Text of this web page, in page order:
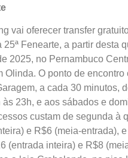
vai oferecer transfer
Fenearte, a partir desta
2025, no Pernambuco
Olinda. O ponto de encontro
a cada 30 minutos,
às 23h, e aos sábados e
custam de segunda à
e R$6 (meia-entrada),
(entrada inteira) e R$8